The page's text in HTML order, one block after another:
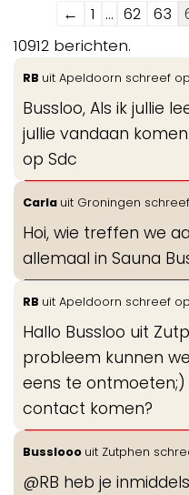
Navigatie
door
de
gastenboek-
lijst
← 1 ... 62 63
10912 berichten.
RB uit Apeldoorn schreef op
Bussloo, Als ik jullie
jullie vandaan
op Sdc
Carla uit Groningen
Hoi, wie treffen we
allemaal in Sauna
RB uit Apeldoorn schreef op
Hallo Bussloo uit
probleem kunnen
eens te ontmoeten;)
contact komen?
Busslooo uit Zutphen
@RB heb je